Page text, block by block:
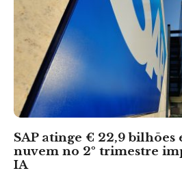
SAP atinge € 22,9 bilhões
nuvem no 2º trimestre
IA